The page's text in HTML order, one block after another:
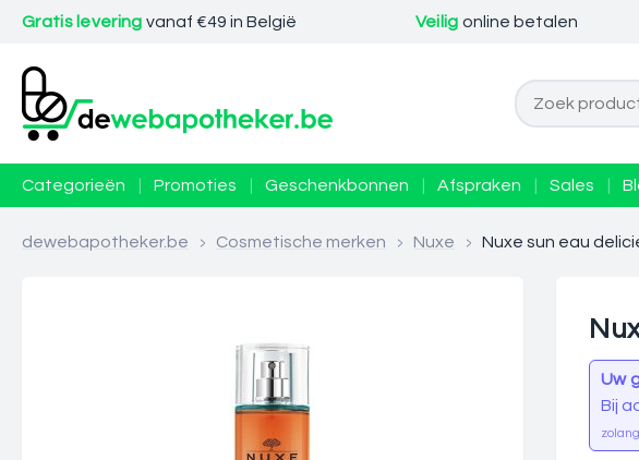
Gratis levering vanaf €49 in België Veilig online betalen
Categorieën Promoties Geschenkbonnen Afspraken Sales
dewebapotheker.be > Cosmetische merken > Nuxe > Nuxe sun eau
Uw
Bij